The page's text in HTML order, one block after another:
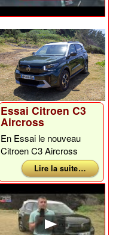
Essai Citroen C3
Aircross
En Essai le nouveau
Citroen C3 Aircross
Lire la suite …